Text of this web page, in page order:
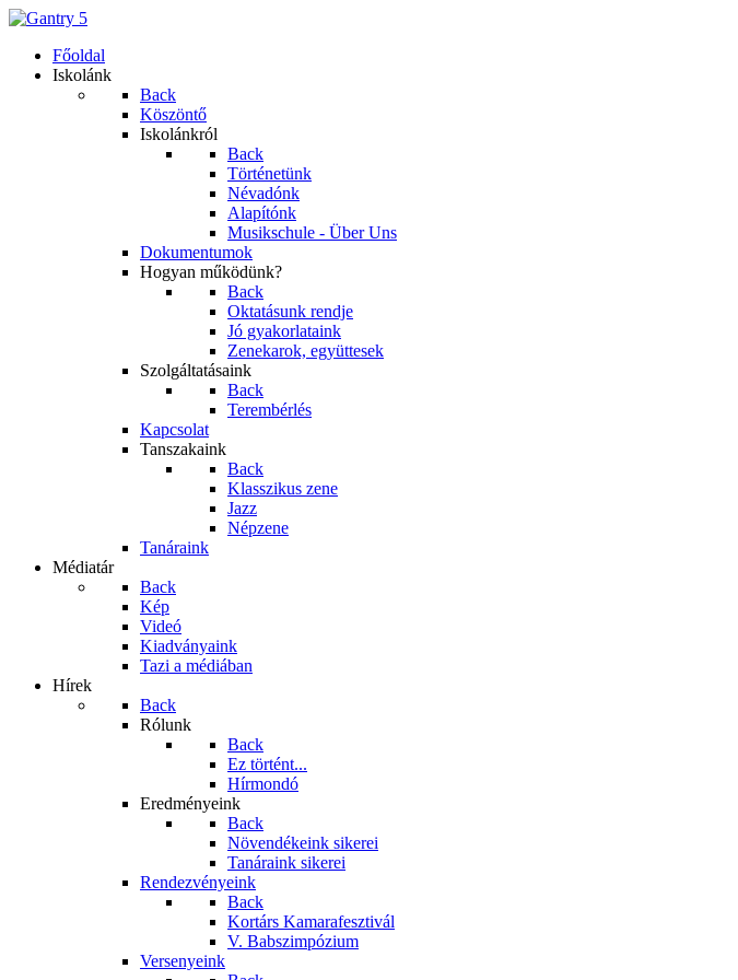
Főoldal
Iskolánk
Back
Köszöntő
Iskolánkról
Back
Történetünk
Névadónk
Alapítónk
Musikschule - Über Uns
Dokumentumok
Hogyan működünk?
Back
Oktatásunk rendje
Jó gyakorlataink
Zenekarok, együttesek
Szolgáltatásaink
Back
Terembérlés
Kapcsolat
Tanszakaink
Back
Klasszikus zene
Jazz
Népzene
Tanáraink
Médiatár
Back
Kép
Videó
Kiadványaink
Tazi a médiában
Hírek
Back
Rólunk
Back
Ez történt...
Hírmondó
Eredményeink
Back
Növendékeink sikerei
Tanáraink sikerei
Rendezvényeink
Back
Kortárs Kamarafesztivál
V. Babszimpózium
Versenyeink